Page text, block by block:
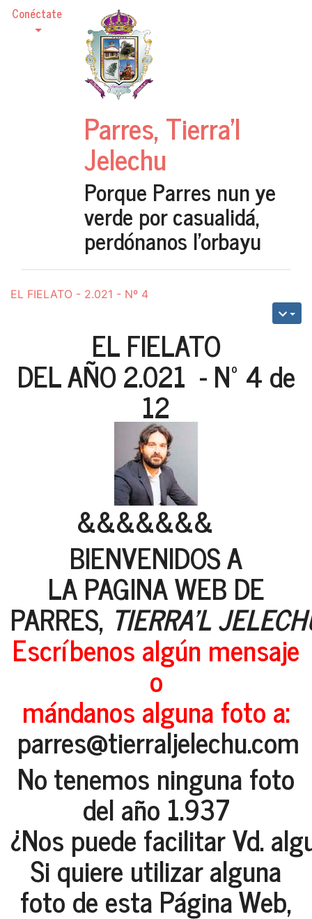
Conéctate
Parres, Tierra'l
Jelechu
Porque Parres nun ye
verde por casualidá,
perdónanos l'orbayu
EL FIELATO - 2.021 - Nº 4
EL FIELATO
DEL AÑO 2.021 - Nº 4 de
12
&&&&&&&
BIENVENIDOS A
LA PAGINA WEB DE
PARRES, TIERRA'L
Escríbenos algún mensaje
o
mándanos alguna foto a:
parres@tierraljelechu.com
No tenemos ninguna foto
del año 1.937
¿Nos puede facilitar Vd.
Si quiere utilizar alguna
foto de esta Página Web,